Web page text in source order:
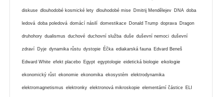
diskuse dlouhodobé kosmické lety dlouhodobé mise Dmitrij Mendělejev DNA doba
ledová doba poledová domácí násilí domestikace Donald Trump doprava Dragon
druhohory dualismus duchové duchovní služba duše duševní nemoci duševní
zdraví Dyje dynamika růstu dystopie Éčka ediakarská fauna Edvard Beneš
Edward White efekt placebo Egypt egyptologie eidetická biologie ekologie
ekonomický růst ekonomie ekonomika ekosystém elektrodynamika
elektromagnetismus elektronky elektronová mikroskopie elementární částice ELI